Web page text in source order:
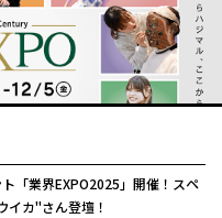
「業界EXPO2025」開催！スペ
イカ"さん登壇！